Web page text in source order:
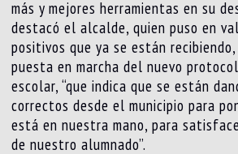
más y mejores herramientas en su
destacó el alcalde, quien puso en
positivos que ya se están
puesta en marcha del nuevo
escolar, “que indica que se están
correctos desde el municipio para
está en nuestra mano, para
de nuestro alumnado”.